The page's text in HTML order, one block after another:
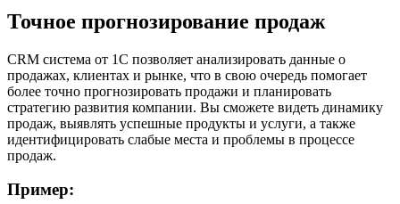
Точное прогнозирование продаж
CRM система от 1С позволяет анализировать данные о
продажах, клиентах и рынке, что в свою очередь помогает
более точно прогнозировать продажи и планировать
стратегию развития компании. Вы сможете видеть динамику
продаж, выявлять успешные продукты и услуги, а также
идентифицировать слабые места и проблемы в процессе
продаж.
Пример: